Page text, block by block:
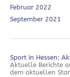
Februar 2022
September 2021
Sport in Hessen:
Aktuelle Berichte
dem aktuellen